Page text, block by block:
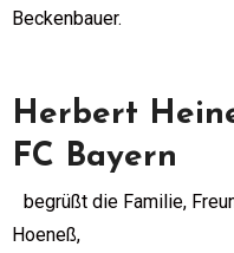
Beckenbauer.
Herbert
FC Bayern
begrüßt die Familie,
Hoeneß,